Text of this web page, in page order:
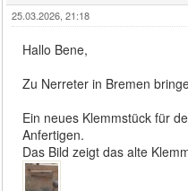
25.03.2026, 21:18
Hallo Bene,
Zu Nerreter in Bremen
Ein neues Klemmstück für
Anfertigen.
Das Bild zeigt das alte